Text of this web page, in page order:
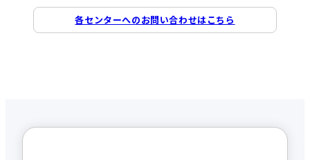
各センターへのお問い合わせはこちら